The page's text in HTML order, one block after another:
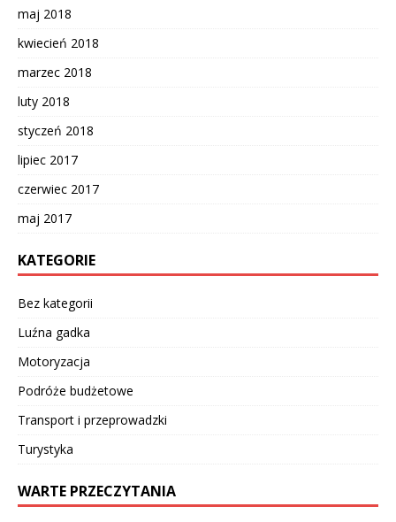
maj 2018
kwiecień 2018
marzec 2018
luty 2018
styczeń 2018
lipiec 2017
czerwiec 2017
maj 2017
KATEGORIE
Bez kategorii
Luźna gadka
Motoryzacja
Podróże budżetowe
Transport i przeprowadzki
Turystyka
WARTE PRZECZYTANIA